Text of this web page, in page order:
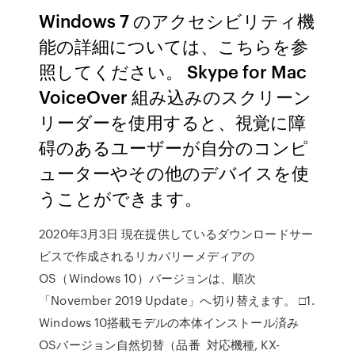
Windows 7 のアクセシビリティ機
能の詳細については、こちらを参
照してください。 Skype for Mac
VoiceOver 組み込みのスクリーン
リーダーを使用すると、視覚に障
碍のあるユーザーが自分のコンピ
ューターやその他のデバイスを使
うことができます。
2020年3月3日 現在提供しているダウンロードサー
ビスで作成されるリカバリーメディアの
OS（Windows 10）バージョンは、順次
「November 2019 Update」へ切り替えます。 □1.
Windows 10搭載モデルの本体インストール済み
OSバージョン自然切替（品番 対応機種, KX-